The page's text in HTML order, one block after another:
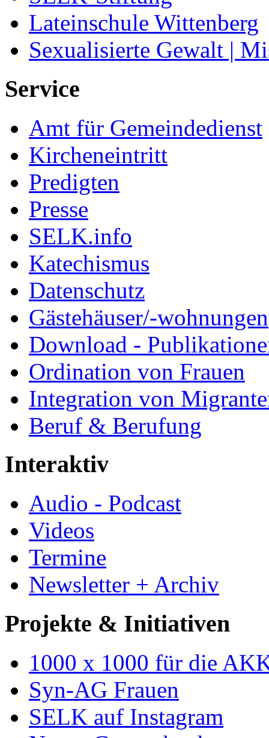
Lateinschule Wittenberg
Sexualisierte Gewalt |
Service
Amt für Gemeindedienst
Kircheneintritt
Predigten
Presse
SELK.info
Katechismus
Datenschutz
Gästehäuser/-wohnungen
Download -
Ordination von Frauen
Integration von
Beruf & Berufung
Interaktiv
Audio - Podcast
Videos
Termine
Newsletter + Archiv
Projekte & Initiativen
1000 x 1000 für die
Syn-AG Frauen
SELK auf Instagram